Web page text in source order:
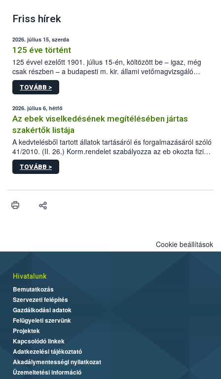
Friss hírek
2026. július 15, szerda
125 éve történt
125 évvel ezelőtt 1901. július 15-én, költözött be – igaz, még
csak részben – a budapesti m. kir. állami vetőmagvizsgáló
állomás a Kis Rókus utca 15. szám alatti, Czigler Győző által
tervezett új épületébe.
TOVÁBB >
2026. július 6, hétfő
Az ebek viselkedésének megítélésében jártas
szakértők listája
A kedvtelésből tartott állatok tartásáról és forgalmazásáról szóló
41/2010. (II. 26.) Korm.rendelet szabályozza az eb okozta fizikai
sérülés, illetve ennek veszélye keletkezésekor felmerülő
hatósági feladatokat, valamint a veszélyes eb tartását és annak
vonni az ebek viselkedésének megítélésében jártas szakértőt.
TOVÁBB >
Cookie beállítások
Hivatalunk
Bemutatkozás
Szervezeti felépítés
Gazdálkodási adatok
Felügyeleti szervünk
Projektek
Kapcsolódó linkek
Adatkezelési tájékoztató
Akadálymentességi nyilatkozat
Üzemeltetési információ